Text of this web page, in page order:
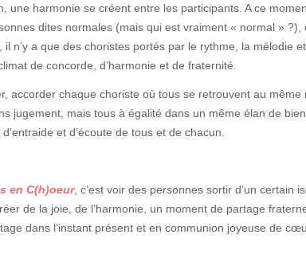
une harmonie se créent entre les participants. A ce
dites normales (mais qui est vraiment « normal » ?),
il n’y a que des choristes portés par le rythme, la mélodie
de concorde, d’harmonie et de fraternité.
accorder chaque choriste où tous se retrouvent au même
jugement, mais tous à égalité dans un même élan de
et d’écoute de tous et de chacun.
en C(h)oeur, c’est voir des personnes sortir d’un certain
de la joie, de l’harmonie, un moment de partage
dans l’instant présent et en communion joyeuse de